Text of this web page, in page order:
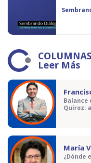
COLUMNAS
Leer Más
Balance
Quiroz:
María
¿Dónde